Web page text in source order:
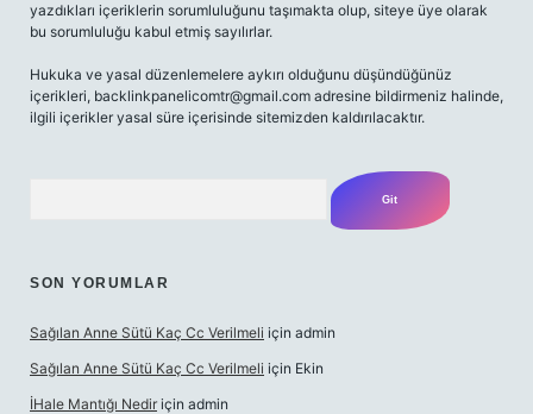
yazdıkları içeriklerin sorumluluğunu taşımakta olup, siteye üye olarak
bu sorumluluğu kabul etmiş sayılırlar.
Hukuka ve yasal düzenlemelere aykırı olduğunu düşündüğünüz
içerikleri, backlinkpanelicomtr@gmail.com adresine bildirmeniz halinde,
ilgili içerikler yasal süre içerisinde sitemizden kaldırılacaktır.
SON YORUMLAR
Sağılan Anne Sütü Kaç Cc Verilmeli için admin
Sağılan Anne Sütü Kaç Cc Verilmeli için Ekin
İHale Mantığı Nedir için admin